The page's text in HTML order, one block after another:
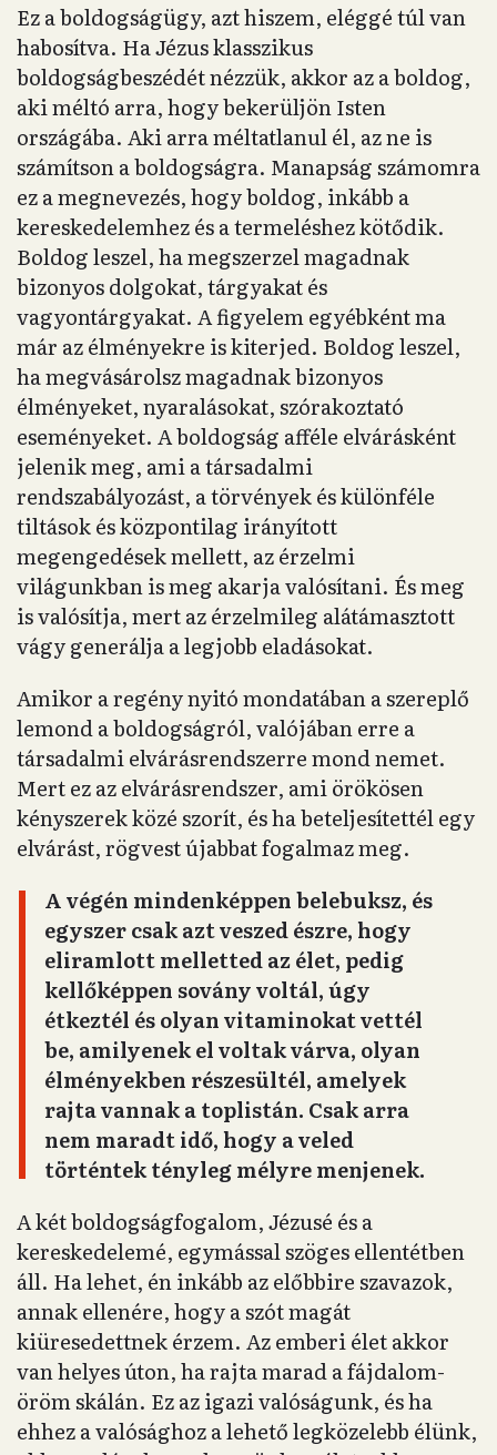
Ez a boldogságügy, azt hiszem, eléggé túl van
habosítva. Ha Jézus klasszikus
boldogságbeszédét nézzük, akkor az a boldog,
aki méltó arra, hogy bekerüljön Isten
országába. Aki arra méltatlanul él, az ne is
számítson a boldogságra. Manapság számomra
ez a megnevezés, hogy boldog, inkább a
kereskedelemhez és a termeléshez kötődik.
Boldog leszel, ha megszerzel magadnak
bizonyos dolgokat, tárgyakat és
vagyontárgyakat. A figyelem egyébként ma
már az élményekre is kiterjed. Boldog leszel,
ha megvásárolsz magadnak bizonyos
élményeket, nyaralásokat, szórakoztató
eseményeket. A boldogság afféle elvárásként
jelenik meg, ami a társadalmi
rendszabályozást, a törvények és különféle
tiltások és központilag irányított
megengedések mellett, az érzelmi
világunkban is meg akarja valósítani. És meg
is valósítja, mert az érzelmileg alátámasztott
vágy generálja a legjobb eladásokat.
Amikor a regény nyitó mondatában a szereplő
lemond a boldogságról, valójában erre a
társadalmi elvárásrendszerre mond nemet.
Mert ez az elvárásrendszer, ami örökösen
kényszerek közé szorít, és ha beteljesítettél egy
elvárást, rögvest újabbat fogalmaz meg.
A végén mindenképpen belebuksz, és
egyszer csak azt veszed észre, hogy
eliramlott melletted az élet, pedig
kellőképpen sovány voltál, úgy
étkeztél és olyan vitaminokat vettél
be, amilyenek el voltak várva, olyan
élményekben részesültél, amelyek
rajta vannak a toplistán. Csak arra
nem maradt idő, hogy a veled
történtek tényleg mélyre menjenek.
A két boldogságfogalom, Jézusé és a
kereskedelemé, egymással szöges ellentétben
áll. Ha lehet, én inkább az előbbire szavazok,
annak ellenére, hogy a szót magát
kiüresedettnek érzem. Az emberi élet akkor
van helyes úton, ha rajta marad a fájdalom-
öröm skálán. Ez az igazi valóságunk, és ha
ehhez a valósághoz a lehető legközelebb élünk,